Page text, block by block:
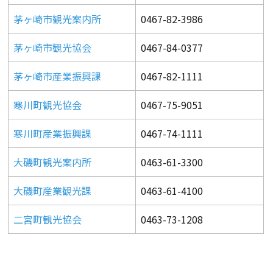
茅ヶ崎市観光案内所
0467-82-3986
茅ヶ崎市観光協会
0467-84-0377
茅ヶ崎市産業振興課
0467-82-1111
寒川町観光協会
0467-75-9051
寒川町産業振興課
0467-74-1111
大磯町観光案内所
0463-61-3300
大磯町産業観光課
0463-61-4100
二宮町観光協会
0463-73-1208